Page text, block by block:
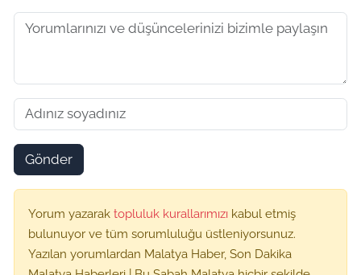
Gönder
Yorum yazarak topluluk kurallarımızı kabul etmiş
bulunuyor ve tüm sorumluluğu üstleniyorsunuz.
Yazılan yorumlardan Malatya Haber, Son Dakika